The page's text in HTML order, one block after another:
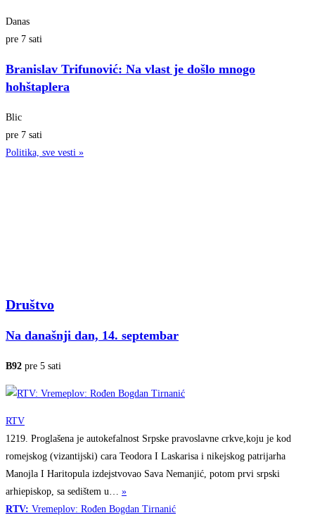
Danas
pre 7 sati
Branislav Trifunović: Na vlast je došlo mnogo
hohštaplera
Blic
pre 7 sati
Politika, sve vesti »
Društvo
Na današnji dan, 14. septembar
B92 pre 5 sati
RTV
1219. Proglašena je autokefalnost Srpske pravoslavne crkve,koju je kod
romejskog (vizantijski) cara Teodora I Laskarisa i nikejskog patrijarha
Manojla I Haritopula izdejstvovao Sava Nemanjić, potom prvi srpski
arhiepiskop, sa sedištem u… »
RTV: Vremeplov: Rođen Bogdan Tirnanić